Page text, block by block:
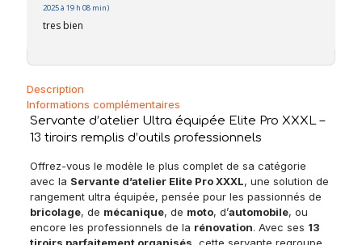
2025 à 19 h 08 min)
tres bien
Description
Informations complémentaires
Servante d’atelier Ultra équipée Elite Pro XXXL –
13 tiroirs remplis d’outils professionnels
Offrez-vous le modèle le plus complet de sa catégorie
avec la Servante d’atelier Elite Pro XXXL, une solution de
rangement ultra équipée, pensée pour les passionnés de
bricolage, de mécanique, de moto, d’automobile, ou
encore les professionnels de la rénovation. Avec ses 13